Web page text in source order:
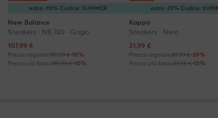
extra -10% Codice: SUMMER
New Balance
Sneakers · NB 740 · Grigio
Prezzo attuale
107,99 €
Prezzo regolare119,99 €-10%
Prezzo più basso119,99 €-10%
extra -15% Codice:
Kappa
Sneakers · Nero
Prezzo attuale
31,99 €
Prezzo regolare39,99 €-20%
Prezzo più basso37,95 €-15%